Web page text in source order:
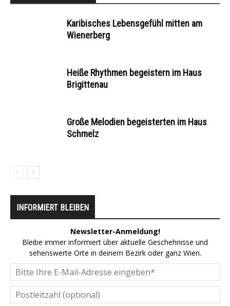
Karibisches Lebensgefühl mitten am
Wienerberg
Heiße Rhythmen begeistern im Haus
Brigittenau
Große Melodien begeisterten im Haus
Schmelz
INFORMIERT BLEIBEN
Newsletter-Anmeldung!
Bleibe immer informiert über aktuelle Geschehnisse und
sehenswerte Orte in deinem Bezirk oder ganz Wien.